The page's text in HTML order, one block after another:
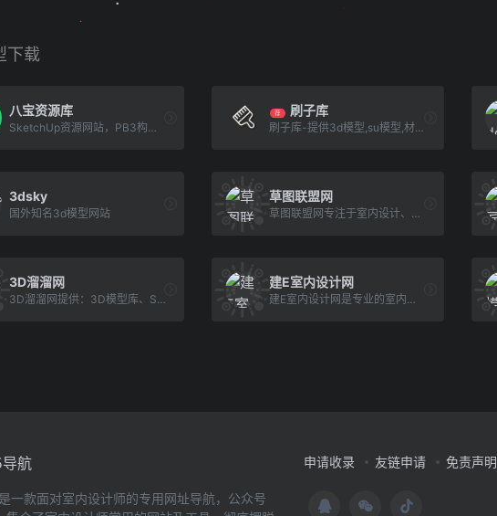
下载
八宝资源库
SketchUp资源网站，PB3构件库、动态组件库、贴图材质库。
荐 刷子库
刷子库-提供3d模型,su模型,材质贴图,cad图纸,软件/插件等素材下载.是帮助设计师提升工作效率,学习成长的交流社区.
3dsky
国外知名3d模型网站
草图联盟网
草图联盟网专注于室内设计、建筑设计及景观设计领域,旨在发布最新的 Sketchup模型库、skp模型、并提供海量高精度Enscape模型库,及材质库，SU模型免费下载,致力于打造精品草图大师资源网站。
3D溜溜网
3D溜溜网提供：3D模型库、SU模型库、3D贴图材质、3DMax脚本光域网免费高速下载，国内外数万精品稀缺3D素材，纯手工整理，每小时更新，找模型上3D溜溜网，全站hold的住你！ ----www.3d66.com
建E室内设计网
建E室内设计网是专业的室内设计资源平台,每天更新大量3dmax模型,3d模型,3dmax模型下载,原创3d模型,3d模型下载,施工图,3d贴图材质,3d模型库等设计素材,均由国内顶尖设计公司和3D模型效果图公司上传发布,是300万设计师办公首选网站
一款面对室内设计师的专用网址导航，公众号
申请收录 友链申请 免责声明